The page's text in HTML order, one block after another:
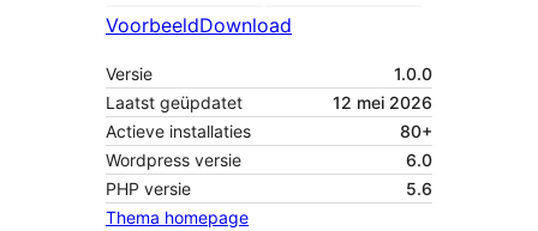
VoorbeeldDownload
Versie
1.0.0
Laatst geüpdatet
12 mei 2026
Actieve installaties
80+
Wordpress versie
6.0
PHP versie
5.6
Thema homepage